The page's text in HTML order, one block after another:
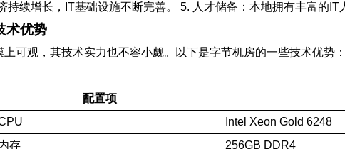
持续增长，IT基础设施不断完善。 5. 人才储备：本地拥有丰富的IT
术优势
可观，其技术实力也不容小觑。以下是字节机房的一些技术优势
配置项
Intel Xeon Gold 6248
存
256GB DDR4